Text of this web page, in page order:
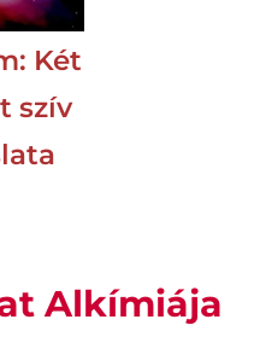
Két
szív
Alkímiája